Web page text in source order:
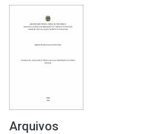
Arquivos